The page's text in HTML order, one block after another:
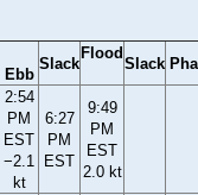
Ebb
Slack
Flood
Slack
2:54
PM
EST
−2.1
kt
6:27
PM
EST
9:49
PM
EST
2.0 kt